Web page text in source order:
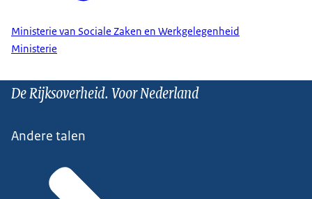
Ministerie van Sociale Zaken en Werkgelegenheid
Ministerie
De Rijksoverheid. Voor Nederland
Andere talen